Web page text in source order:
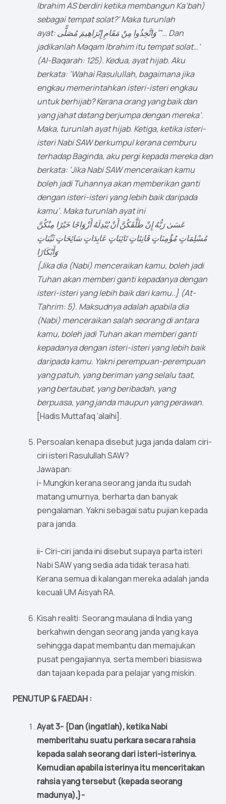
Ibrahim AS berdiri ketika membangun Ka’bah)
sebagai tempat solat?’ Maka turunlah
ayat: وَاتَّخِذُوا مِنْ مَقَامِ إِبْرَاهِيمَ مُصَلًّى ۖ ‘… Dan
jadikanlah Maqam Ibrahim itu tempat solat…’
(Al-Baqarah: 125). Kedua, ayat hijab. Aku
berkata: ‘Wahai Rasulullah, bagaimana jika
engkau memerintahkan isteri-isteri engkau
untuk berhijab? Kerana orang yang baik dan
yang jahat datang berjumpa dengan mereka’.
Maka, turunlah ayat hijab. Ketiga, ketika isteri-
isteri Nabi SAW berkumpul kerana cemburu
terhadap Baginda, aku pergi kepada mereka dan
berkata: ‘Jika Nabi SAW menceraikan kamu
boleh jadi Tuhannya akan memberikan ganti
dengan isteri-isteri yang lebih baik daripada
kamu’. Maka turunlah ayat ini
عَسَىٰ رَبُّهُ إِنْ طَلَّقَكُنَّ أَنْ يُبْدِلَهُ أَزْوَاجًا خَيْرًا مِنْكُنَّ
مُسْلِمَاتٍ مُؤْمِنَاتٍ قَانِتَاتٍ تَائِبَاتٍ عَابِدَاتٍ سَائِحَاتٍ ثَيِّبَاتٍ
وَأَبْكَارًا
{Jika dia (Nabi) menceraikan kamu, boleh jadi
Tuhan akan memberi ganti kepadanya dengan
isteri-isteri yang lebih baik dari kamu..} (At-
Tahrim: 5). Maksudnya adalah apabila dia
(Nabi) menceraikan salah seorang di antara
kamu, boleh jadi Tuhan akan memberi ganti
kepadanya dengan isteri-isteri yang lebih baik
daripada kamu. Yakni perempuan-perempuan
yang patuh, yang beriman yang selalu taat,
yang bertaubat, yang beribadah, yang
berpuasa, yang janda maupun yang perawan.
[Hadis Muttafaq ‘alaihi].
Persoalan kenapa disebut juga janda dalam ciri-
ciri isteri Rasulullah SAW?
Jawapan:
i- Mungkin kerana seorang janda itu sudah
matang umurnya, berharta dan banyak
pengalaman. Yakni sebagai satu pujian kepada
para janda.
ii- Ciri-ciri janda ini disebut supaya parta isteri
Nabi SAW yang sedia ada tidak terasa hati.
Kerana semua di kalangan mereka adalah janda
kecuali UM Aisyah RA.
Kisah realiti: Seorang maulana di India yang
berkahwin dengan seorang janda yang kaya
sehingga dapat membantu dan memajukan
pusat pengajiannya, serta memberi biasiswa
dan tajaan kepada para pelajar yang miskin.
PENUTUP & FAEDAH :
Ayat 3- {Dan (ingatlah), ketika Nabi
memberitahu suatu perkara secara rahsia
kepada salah seorang dari isteri-isterinya.
Kemudian apabila isterinya itu menceritakan
rahsia yang tersebut (kepada seorang
madunya),}-